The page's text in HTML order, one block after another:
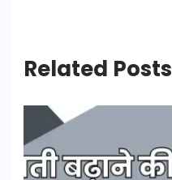
Related Posts